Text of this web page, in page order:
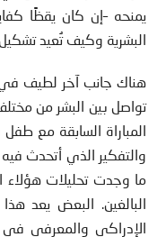
يمنحه –إن كان يقظًا
البشرية وكيف تُعيد تشكيل
هناك جانب آخر لطيف في
تواصل بين البشر من
المباراة السابقة مع
والتفكير الذي أتحدث
ما وجدت تحليلات هؤلاء
البالغين. البعض يعد
الإدراكي والمعرفي